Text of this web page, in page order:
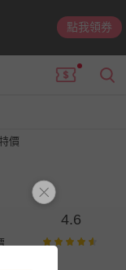
點我領券
價
4.6